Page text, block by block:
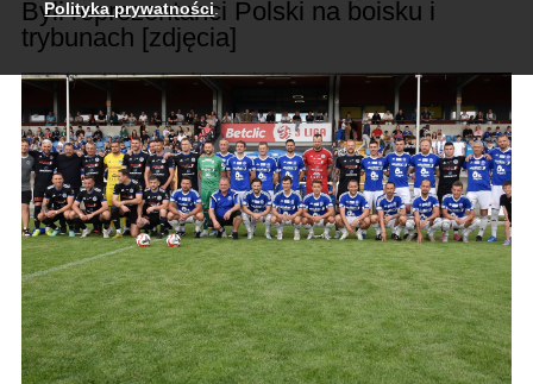
Byli reprezentanci Polski na boisku i
trybunach [zdjęcia]
Polityka prywatności.